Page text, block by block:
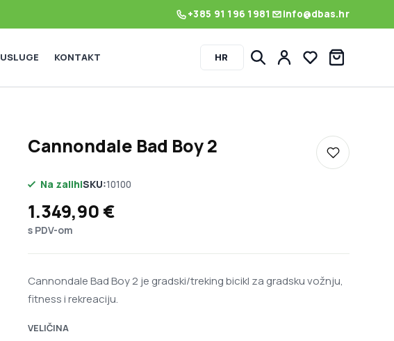
+385 91 196 1981 info@dbas.hr
HR Lista želja
USLUGE KONTAKT
Cannondale Bad Boy 2
Dodaj u
Na zalihiSKU:10100
1.349,90 €
s PDV-om
Cannondale Bad Boy 2 je gradski/treking bicikl za gradsku vožnju,
fitness i rekreaciju.
VELIČINA